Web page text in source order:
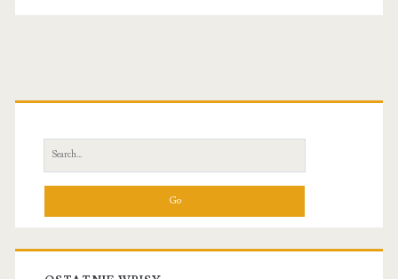
Primary
Sidebar
Search
for: